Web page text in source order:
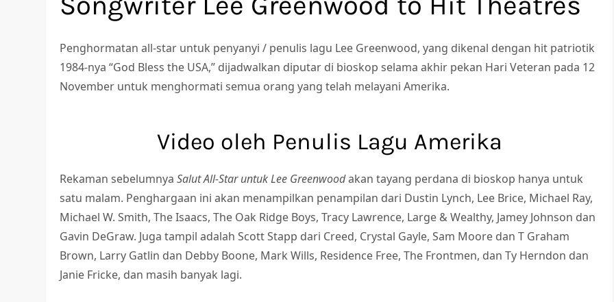
Penghormatan all-star untuk penyanyi / penulis lagu Lee Greenwood, yang dikenal dengan hit patriotik
1984-nya “God Bless the USA,” dijadwalkan diputar di bioskop selama akhir pekan Hari Veteran pada 12
November untuk menghormati semua orang yang telah melayani Amerika.
Video oleh Penulis Lagu Amerika
Rekaman sebelumnyaSalut All-Star untuk Lee Greenwoodakan tayang perdana di bioskop hanya untuk
satu malam. Penghargaan ini akan menampilkan penampilan dari Dustin Lynch, Lee Brice, Michael Ray,
Michael W. Smith, The Isaacs, The Oak Ridge Boys, Tracy Lawrence, Large & Wealthy, Jamey Johnson dan
Gavin DeGraw. Juga tampil adalah Scott Stapp dari Creed, Crystal Gayle, Sam Moore dan T Graham
Brown, Larry Gatlin dan Debby Boone, Mark Wills, Residence Free, The Frontmen, dan Ty Herndon dan
Janie Fricke, dan masih banyak lagi.